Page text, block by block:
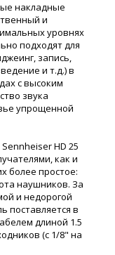
накладные
и
уровнях
подходят для
запись,
и т.д.) в
с высоким
звука
упрощенной
HD 25
как и
более простое:
наушников. За
и недорогой
поставляется в
длиной 1.5
(с 1/8" на